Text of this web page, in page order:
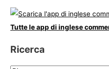
Tutte le app di inglese
Ricerca